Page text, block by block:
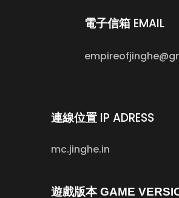
電子信箱 EMAIL
連線位置 IP ADRESS
mc.jinghe.in
遊戲版本 GAME